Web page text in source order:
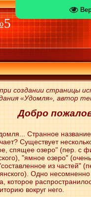
создании страницы
«Удомля», автор
Добро
Странное
Существует
спящее озеро" (пер. с
"ямное озеро"
из частей"
Одно
которое
вокруг него.